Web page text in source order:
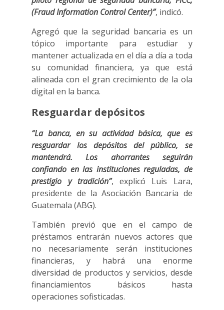
(Fraud Information Control Center)”, indicó.
Agregó que la seguridad bancaria es un
tópico importante para estudiar y
mantener actualizada en el día a día a toda
su comunidad financiera, ya que está
alineada con el gran crecimiento de la ola
digital en la banca.
Resguardar depósitos
“La banca, en su actividad básica, que es
resguardar los depósitos del público, se
mantendrá. Los ahorrantes seguirán
confiando en las instituciones reguladas, de
prestigio y tradición”, explicó Luis Lara,
presidente de la Asociación Bancaria de
Guatemala (ABG).
También previó que en el campo de
préstamos entrarán nuevos actores que
no necesariamente serán instituciones
financieras, y habrá una enorme
diversidad de productos y servicios, desde
financiamientos básicos hasta
operaciones sofisticadas.